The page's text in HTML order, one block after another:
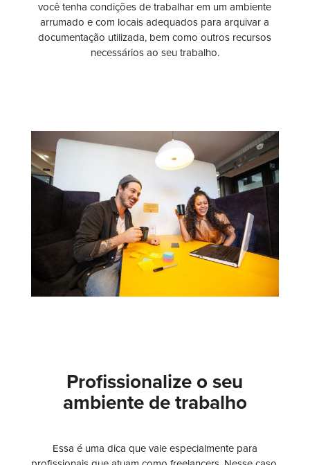
você tenha condições de trabalhar em um ambiente
arrumado e com locais adequados para arquivar a
documentação utilizada, bem como outros recursos
necessários ao seu trabalho.
Profissionalize o seu
ambiente de trabalho
Essa é uma dica que vale especialmente para